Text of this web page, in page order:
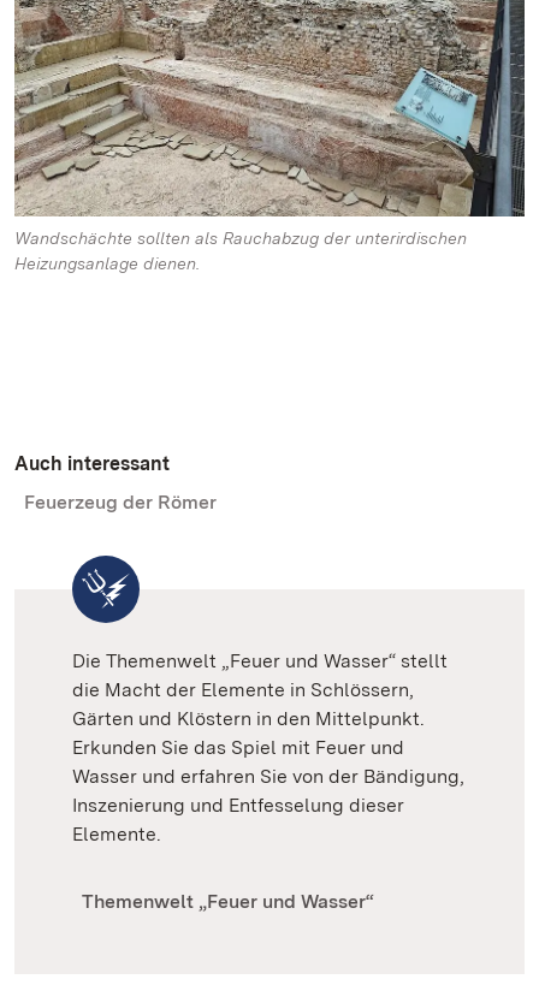
Wandschächte sollten als Rauchabzug der unterirdischen
Heizungsanlage dienen.
Auch interessant
Feuerzeug der Römer
Die Themenwelt „Feuer und Wasser“ stellt
die Macht der Elemente in Schlössern,
Gärten und Klöstern in den Mittelpunkt.
Erkunden Sie das Spiel mit Feuer und
Wasser und erfahren Sie von der Bändigung,
Inszenierung und Entfesselung dieser
Elemente.
Themenwelt „Feuer und Wasser“